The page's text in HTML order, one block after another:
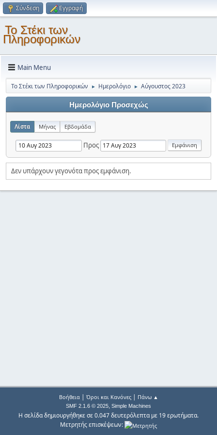
Σύνδεση Εγγραφή
Το Στέκι των
Πληροφορικών
Main Menu
Το Στέκι των Πληροφορικών ► Ημερολόγιο ► Αύγουστος 2023
Ημερολόγιο Προσεχώς
Λίστα Μήνας Εβδομάδα
Προς
Δεν υπάρχουν γεγονότα προς εμφάνιση.
Βοήθεια| Όροι και Κανόνες| Πάνω ▲
SMF 2.1.6 © 2025, Simple Machines
Η σελίδα δημιουργήθηκε σε 0.047 δευτερόλεπτα με 19 ερωτήματα.
Μετρητής επισκέψεων: